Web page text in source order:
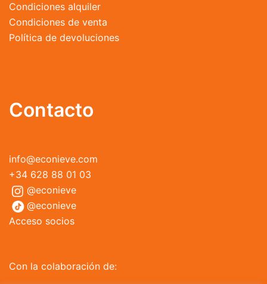
Condiciones alquiler
Condiciones de venta
Política de devoluciones
Contacto
info@econieve.com
+34 628 88 01 03
@econieve
@econieve
Acceso socios
Con la colaboración de: